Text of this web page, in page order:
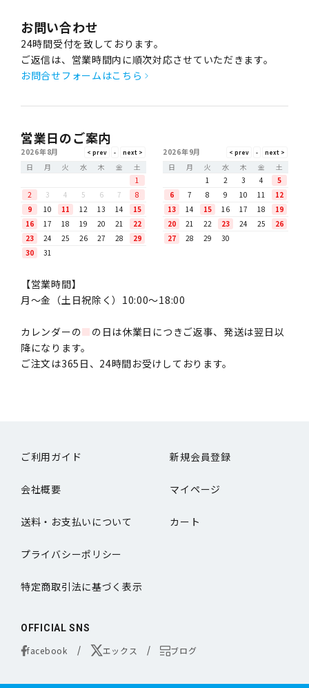
お問い合わせ
24時間受付を致しております。
ご返信は、営業時間内に順次対応させていただきます。
お問合せフォームはこちら
営業日のご案内
2026年8月
日
月 火 水 木 金
土
1
2
3 4 5 6 7
8
9
10 11 12 13 14
15
16
17 18 19 20 21
22
23
24 25 26 27 28
29
30
31
2026年9月
日
月 火 水 木 金
土
1
2 3 4
5
6
7 8 9 10 11
12
13
14 15 16 17 18
19
20
21 22 23 24 25
26
27
28 29 30
【営業時間】
月〜金（土日祝除く）10:00～18:00
カレンダーの■ の日は休業日につきご返事、発送は翌日以
降になります。
ご注文は365日、24時間お受けしております。
ご利用ガイド 新規会員登録
会社概要 マイページ
送料・お支払いについて カート
プライバシーポリシー
特定商取引法に基づく表示
OFFICIAL SNS
facebook エックス ブログ